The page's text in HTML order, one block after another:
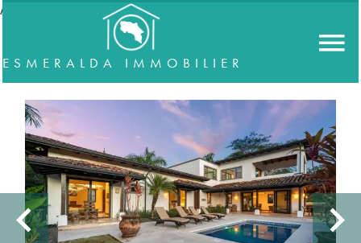
//accordeon
ESMERALDA IMMOBILIER